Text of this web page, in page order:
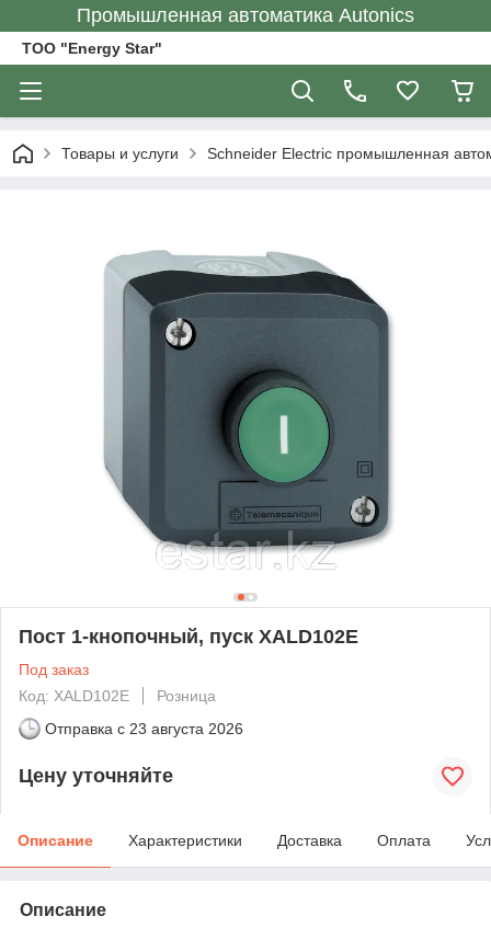
Промышленная автоматика Autonics
ТОО "Energy Star"
Товары и услуги Schneider Electric промышленная
Пост 1-кнопочный, пуск XALD102E
Под заказ
Код: XALD102E
Розница
Отправка с 23 августа 2026
Цену уточняйте
Описание Характеристики Доставка Оплата
Описание